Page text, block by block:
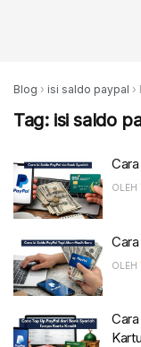
Blog › isi saldo paypal ›
Tag: isi saldo
OLEH
OLEH